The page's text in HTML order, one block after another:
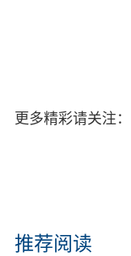
更多精彩请关注：
推荐阅读